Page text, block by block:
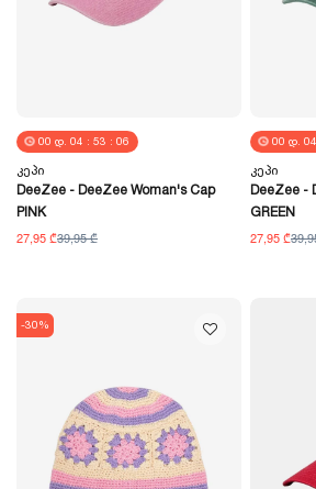
00 Დ. 04 : 53 : 05
Კეპი
DeeZee - DeeZee Woman's Cap
PINK
27,95 ₾39,95 ₾
00 Დ. 04
Კეპი
DeeZee -
GREEN
27,95 ₾
-30%